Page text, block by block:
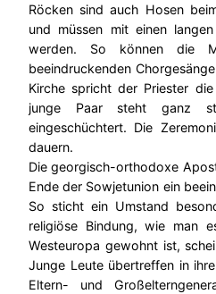
Röcken sind auch Hosen
und müssen mit einen
werden. So können die
beeindruckenden
Kirche spricht der Priester
junge Paar steht ganz
eingeschüchtert. Die
dauern.
Die georgisch-orthodoxe
Ende der Sowjetunion ein
So sticht ein Umstand
religiöse Bindung, wie man
Westeuropa gewohnt ist,
Junge Leute übertreffen in
Eltern- und